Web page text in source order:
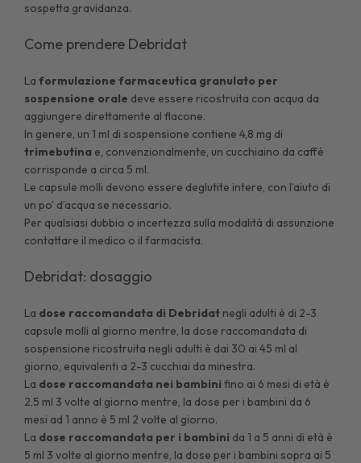
sospetta gravidanza.
Come prendere Debridat
Laformulazione farmaceutica granulato per
sospensione orale deve essere ricostruita con acqua da
aggiungere direttamente al flacone.
In genere, un 1 ml di sospensione contiene 4,8 mg di
trimebutina e, convenzionalmente, un cucchiaino da caffè
corrisponde a circa 5 ml.
Le capsule molli devono essere deglutite intere, con l’aiuto di
un po' d’acqua se necessario.
Per qualsiasi dubbio o incertezza sulla modalità di assunzione
contattare il medico o il farmacista.
Debridat: dosaggio
La dose raccomandata di Debridat negli adulti è di 2-3
capsule molli al giorno mentre, la dose raccomandata di
sospensione ricostruita negli adulti è dai 30 ai 45 ml al
giorno, equivalenti a 2-3 cucchiai da minestra.
La dose raccomandata nei bambini fino ai 6 mesi di età è
2,5 ml 3 volte al giorno mentre, la dose per i bambini da 6
mesi ad 1 anno è 5 ml 2 volte al giorno.
La dose raccomandata per i bambini da 1 a 5 anni di età è
5 ml 3 volte al giorno mentre, la dose per i bambini sopra ai 5